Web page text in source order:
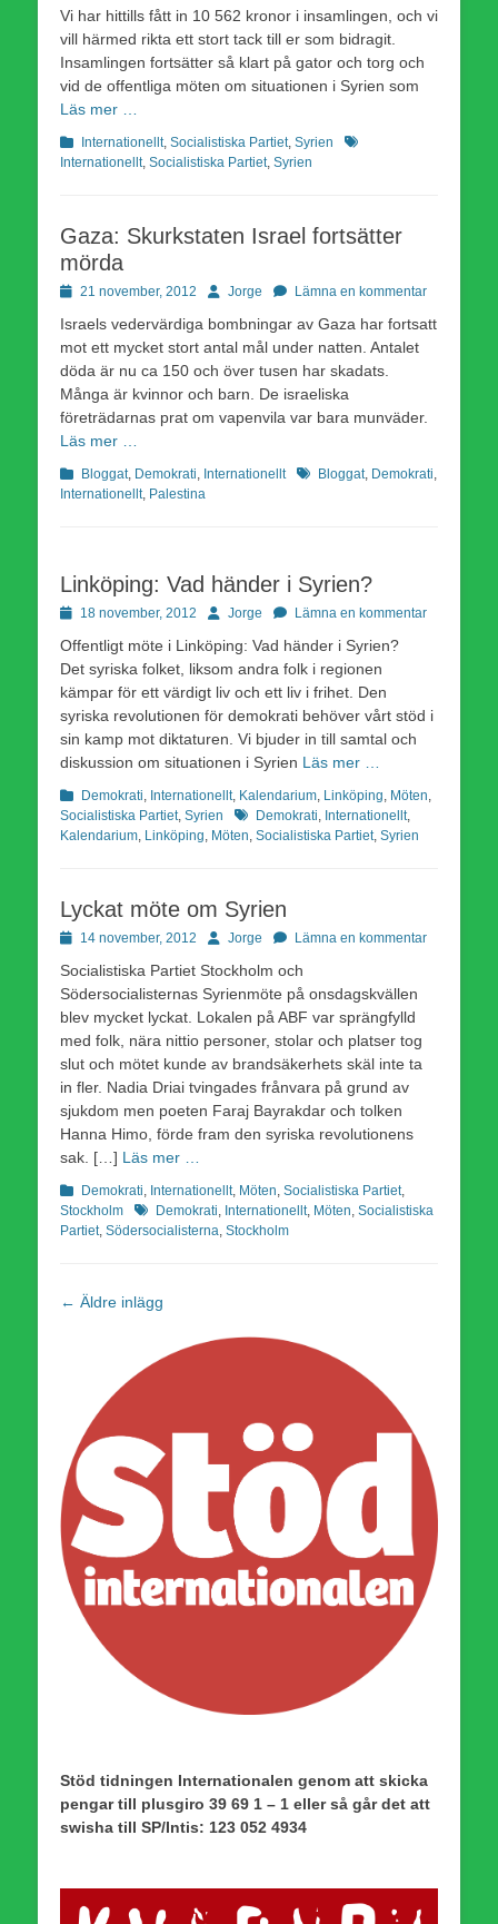
Vi har hittills fått in 10 562 kronor i insamlingen, och vi
vill härmed rikta ett stort tack till er som bidragit.
Insamlingen fortsätter så klart på gator och torg och
vid de offentliga möten om situationen i Syrien som
Läs mer …
Kategorier
Internationellt, Socialistiska Partiet, Syrien
Etiketter
Internationellt, Socialistiska Partiet, Syrien
Gaza: Skurkstaten Israel fortsätter
mörda
Publicerad
21 november, 2012 Författare
Jorge Lämna en kommentar
Israels vedervärdiga bombningar av Gaza har fortsatt
mot ett mycket stort antal mål under natten. Antalet
döda är nu ca 150 och över tusen har skadats.
Många är kvinnor och barn. De israeliska
företrädarnas prat om vapenvila var bara munväder.
Läs mer …
Kategorier
Bloggat, Demokrati, Internationellt Etiketter
Bloggat, Demokrati,
Internationellt, Palestina
Linköping: Vad händer i Syrien?
Publicerad
18 november, 2012 Författare
Jorge Lämna en kommentar
Offentligt möte i Linköping: Vad händer i Syrien?
Det syriska folket, liksom andra folk i regionen
kämpar för ett värdigt liv och ett liv i frihet. Den
syriska revolutionen för demokrati behöver vårt stöd i
sin kamp mot diktaturen. Vi bjuder in till samtal och
diskussion om situationen i Syrien Läs mer …
Kategorier
Demokrati, Internationellt, Kalendarium, Linköping, Möten,
Socialistiska Partiet, Syrien EtiketterDemokrati, Internationellt,
Kalendarium, Linköping, Möten, Socialistiska Partiet, Syrien
Lyckat möte om Syrien
Publicerad
14 november, 2012 Författare
Jorge Lämna en kommentar
Socialistiska Partiet Stockholm och
Södersocialisternas Syrienmöte på onsdagskvällen
blev mycket lyckat. Lokalen på ABF var sprängfylld
med folk, nära nittio personer, stolar och platser tog
slut och mötet kunde av brandsäkerhets skäl inte ta
in fler. Nadia Driai tvingades frånvara på grund av
sjukdom men poeten Faraj Bayrakdar och tolken
Hanna Himo, förde fram den syriska revolutionens
sak. […] Läs mer …
Kategorier
Demokrati, Internationellt, Möten, Socialistiska Partiet,
Stockholm
EtiketterDemokrati, Internationellt, Möten, Socialistiska
Partiet, Södersocialisterna, Stockholm
Inläggsnavigering
← Äldre inlägg
Stöd tidningen Internationalen genom att skicka
pengar till plusgiro 39 69 1 – 1 eller så går det att
swisha till SP/Intis: 123 052 4934